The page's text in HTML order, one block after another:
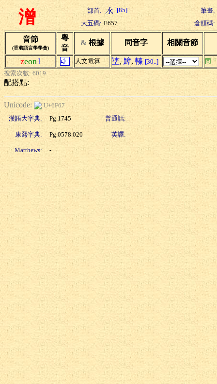
潧 部首: [85]
筆畫:
大五碼: E657 倉頡碼:
音節
(香港語言學學會)
粵
音
& 根據 同音字 相關音節
zeon1 人文電算 堻, 鱆, 轃 [30..]
同
搜索次數: 6019
配搭點:
Unicode:
U+6F67
漢語大字典:
Pg.1745 普通話:
康熙字典: Pg.0578.020 英譯:
Matthews: -